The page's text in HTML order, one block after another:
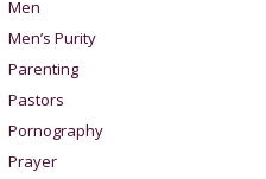
Men
Men’s Purity
Parenting
Pastors
Pornography
Prayer